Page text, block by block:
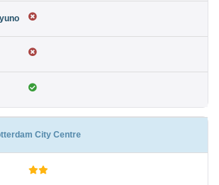
City Centre